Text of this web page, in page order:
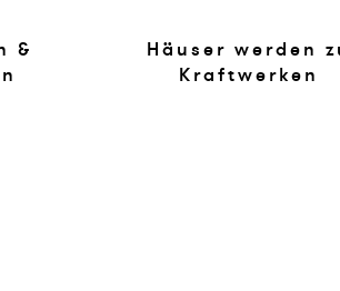
&
Häuser werden
Kraftwerken